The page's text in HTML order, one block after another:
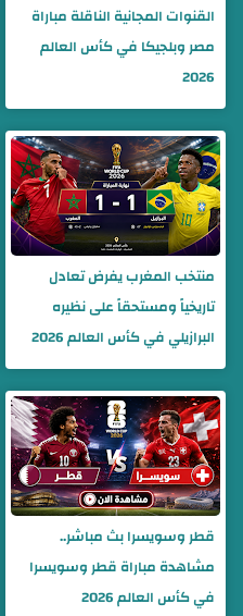
القنوات المجانية الناقلة مباراة
مصر وبلجيكا في كأس العالم
2026
منتخب المغرب يفرض تعادل
تاريخياً ومستحقاً على نظيره
البرازيلي في كأس العالم 2026
قطر وسويسرا بث مباشر..
مشاهدة مباراة قطر وسويسرا
في كأس العالم 2026